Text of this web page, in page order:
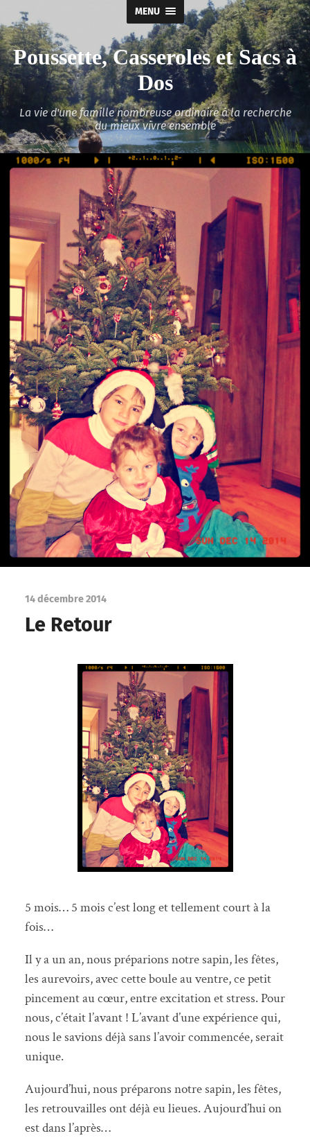
MENU
Poussette, Casseroles et Sacs à
Dos
La vie d'une famille nombreuse ordinaire à la recherche
du mieux vivre ensemble
14 décembre 2014
Le Retour
5 mois… 5 mois c’est long et tellement court à la
fois…
Il y a un an, nous préparions notre sapin, les fêtes,
les aurevoirs, avec cette boule au ventre, ce petit
pincement au cœur, entre excitation et stress. Pour
nous, c’était l’avant ! L’avant d’une expérience qui,
nous le savions déjà sans l’avoir commencée, serait
unique.
Aujourd’hui, nous préparons notre sapin, les fêtes,
les retrouvailles ont déjà eu lieues. Aujourd’hui on
est dans l’après…